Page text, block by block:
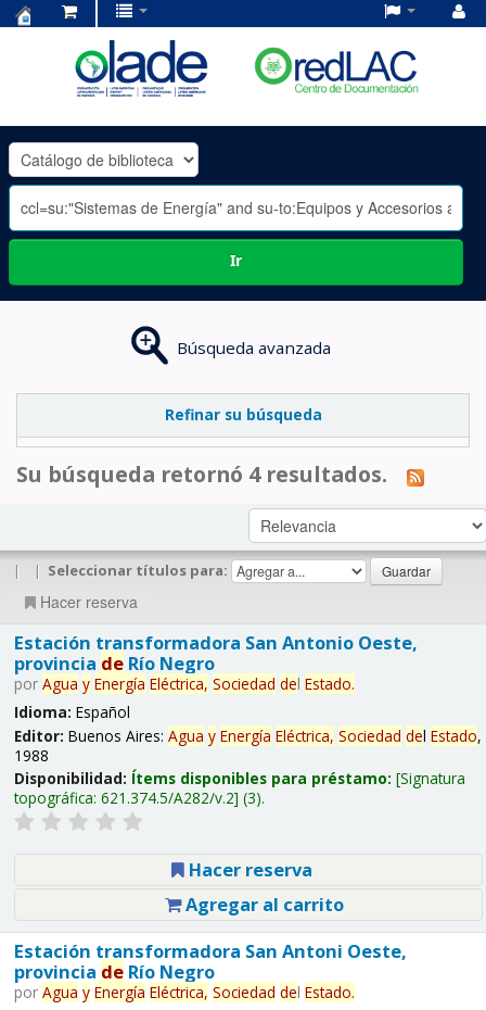
OLADE
-
Ir
Búsqueda avanzada
Refinar su búsqueda
Su búsqueda retornó 4 resultados.
| | Seleccionar títulos para:
Hacer reserva
Estación transformadora San Antonio Oeste,
provincia deRío Negro
por Agua y Energía Eléctrica, Sociedad del Estado.
Idioma: Español
Editor: Buenos Aires: Agua y Energía Eléctrica, Sociedad del Estado,
1988
Disponibilidad: Ítems disponibles para préstamo: Signatura
topográfica: 621.374.5/A282/v.2 (3).
Hacer reserva
Agregar al carrito
Estación transformadora San Antoni Oeste,
provincia deRío Negro
por Agua y Energía Eléctrica, Sociedad del Estado.